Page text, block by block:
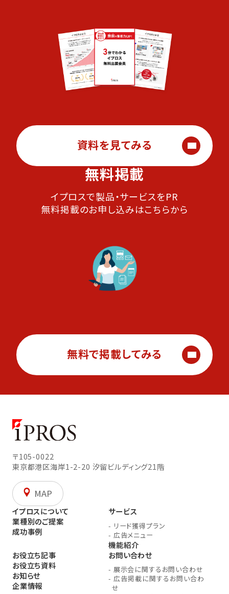
資料を見てみる
無料掲載
イプロスで製品・サービスをPR
無料掲載のお申し込みはこちらから
無料で掲載してみる
〒105-0022
東京都港区海岸1-2-20 汐留ビルディング21階
MAP
イプロスについて
業種別のご提案
成功事例
サービス
- リード獲得プラン
- 広告メニュー
機能紹介
お役立ち記事
お役立ち資料
お知らせ
企業情報
お問い合わせ
- 展示会に関するお問い合わせ
- 広告掲載に関するお問い合わ
せ